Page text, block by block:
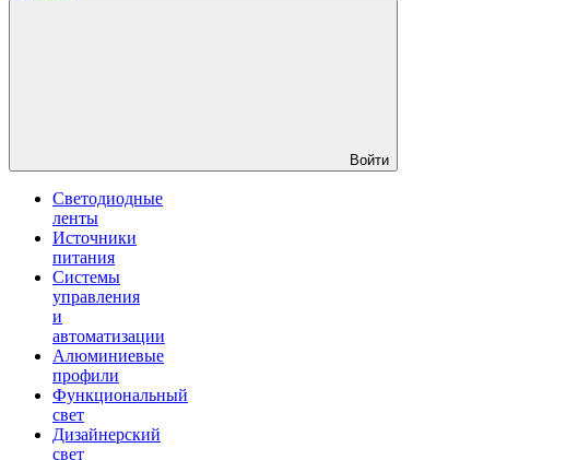
Войти
Светодиодные
ленты
Источники
питания
Системы
управления
и
автоматизации
Алюминиевые
профили
Функциональный
свет
Дизайнерский
свет